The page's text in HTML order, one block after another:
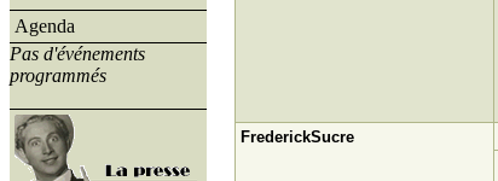
Agenda
Pas d'événements
programmés
FrederickSucre